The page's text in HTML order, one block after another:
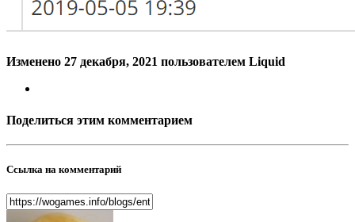
Изменено 27 декабря, 2021 пользователем Liquid
Поделиться этим комментарием
Ссылка на комментарий